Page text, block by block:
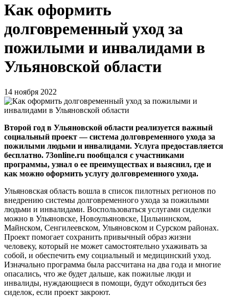
Как оформить
долговременный уход за
пожилыми и инвалидами в
Ульяновской области
14 ноября 2022
Второй год в Ульяновской области реализуется важный
социальный проект — система долговременного ухода за
пожилыми людьми и инвалидами. Услуга предоставляется
бесплатно. 73online.ru пообщался с участниками
программы, узнал о ее преимуществах и выяснил, где и
как можно оформить услугу долговременного ухода.
Ульяновская область вошла в список пилотных регионов по
внедрению системы долговременного ухода за пожилыми
людьми и инвалидами. Воспользоваться услугами сиделки
можно в Ульяновске, Новоульяновске, Цильнинском,
Майнском, Сенгилеевском, Ульяновском и Сурском районах.
Проект помогает сохранить привычный образ жизни
человеку, который не может самостоятельно ухаживать за
собой, и обеспечить ему социальный и медицинский уход.
Изначально программа была рассчитана на два года и многие
опасались, что же будет дальше, как пожилые люди и
инвалиды, нуждающиеся в помощи, будут обходиться без
сиделок, если проект закроют.